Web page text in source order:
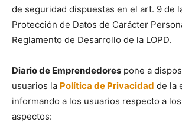
de seguridad dispuestas en el art. 9 de
Protección de Datos de Carácter
Reglamento de Desarrollo de la LOPD.
Diario de Emprendedores pone a
usuarios la Política de Privacidad de la
informando a los usuarios respecto a
aspectos: